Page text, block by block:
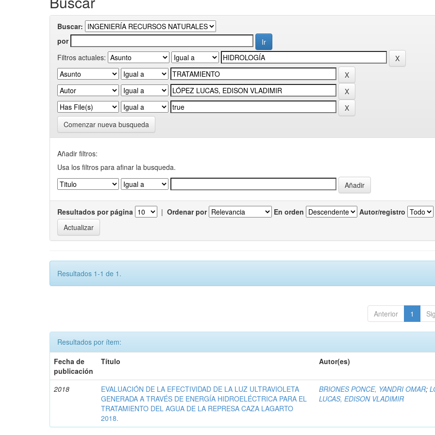
Buscar:
por
Filtros actuales:
Comenzar nueva busqueda
Añadir filtros:
Usa los filtros para afinar la busqueda.
Resultados por página | Ordenar por En orden Autor/registro
Resultados 1-1 de 1.
Anterior 1
Resultados por ítem:
Fecha de
publicación
Título Autor(es)
2018
EVALUACIÓN DE LA EFECTIVIDAD DE LA LUZ ULTRAVIOLETA
GENERADA A TRAVÉS DE ENERGÍA HIDROELÉCTRICA PARA EL
TRATAMIENTO DEL AGUA DE LA REPRESA CAZA LAGARTO
2018.
BRIONES PONCE, YANDRI OMAR;
LUCAS, EDISON VLADIMIR